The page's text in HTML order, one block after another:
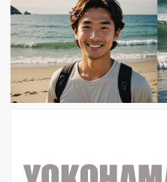
送され、青春
くの方々の胸
な人気漫画原
画が誕生する
すると、